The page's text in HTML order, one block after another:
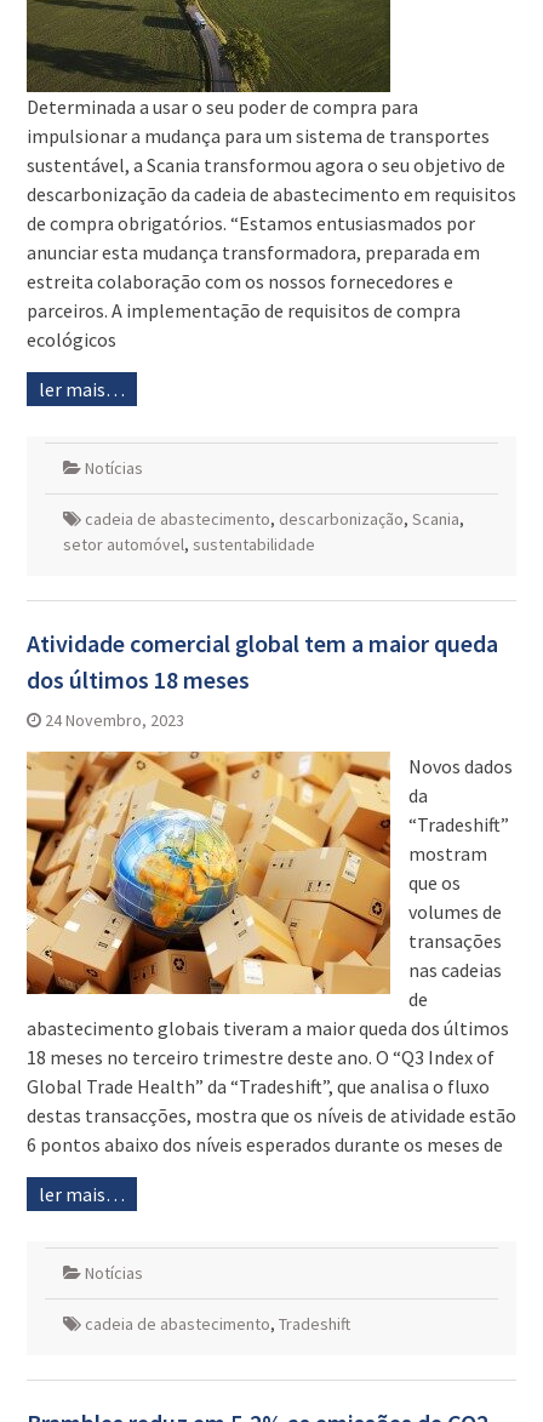
Determinada a usar o seu poder de compra para
impulsionar a mudança para um sistema de transportes
sustentável, a Scania transformou agora o seu objetivo de
descarbonização da cadeia de abastecimento em requisitos
de compra obrigatórios. “Estamos entusiasmados por
anunciar esta mudança transformadora, preparada em
estreita colaboração com os nossos fornecedores e
parceiros. A implementação de requisitos de compra
ecológicos
ler mais…
Notícias
cadeia de abastecimento, descarbonização, Scania,
setor automóvel, sustentabilidade
Atividade comercial global tem a maior queda
dos últimos 18 meses
24 Novembro, 2023
Novos dados
da
“Tradeshift”
mostram
que os
volumes de
transações
nas cadeias
de
abastecimento globais tiveram a maior queda dos últimos
18 meses no terceiro trimestre deste ano. O “Q3 Index of
Global Trade Health” da “Tradeshift”, que analisa o fluxo
destas transacções, mostra que os níveis de atividade estão
6 pontos abaixo dos níveis esperados durante os meses de
ler mais…
Notícias
cadeia de abastecimento, Tradeshift